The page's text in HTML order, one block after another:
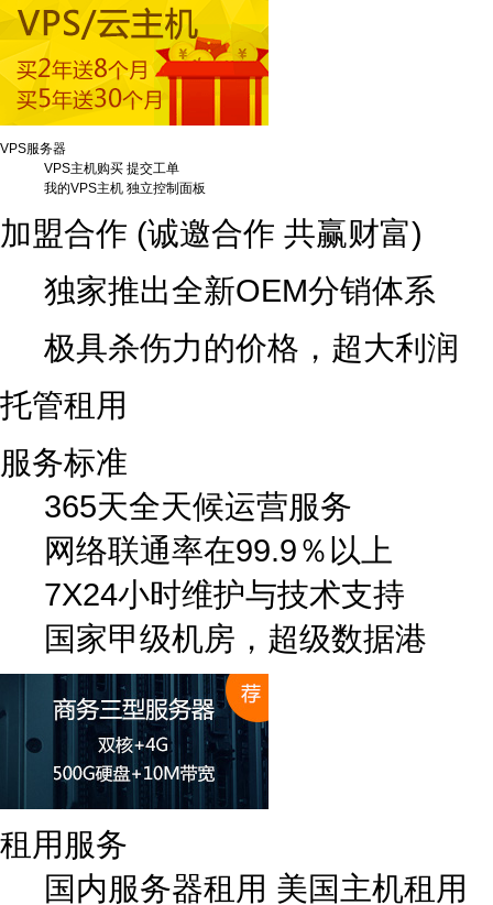
VPS服务器
VPS主机购买 提交工单
我的VPS主机 独立控制面板
加盟合作 (诚邀合作 共赢财富)
独家推出全新OEM分销体系
极具杀伤力的价格，超大利润
托管租用
服务标准
365天全天候运营服务
网络联通率在99.9％以上
7X24小时维护与技术支持
国家甲级机房，超级数据港
租用服务
国内服务器租用 美国主机租用